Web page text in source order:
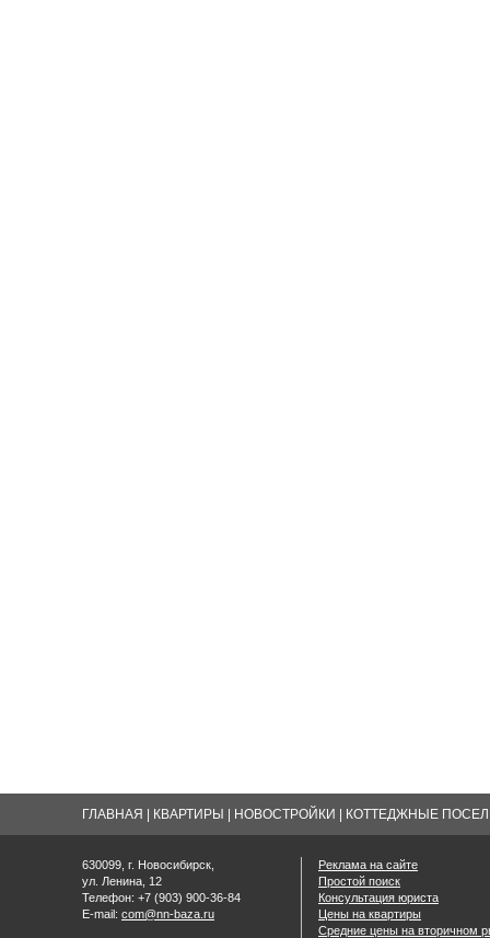
ГЛАВНАЯ КВАРТИРЫ НОВОСТРОЙКИ КОТТЕДЖНЫЕ
630099, г. Новосибирск,
ул. Ленина, 12
Телефон: +7 (903) 900-36-84
E-mail: com@nn-baza.ru
Реклама на сайте
Простой поиск
Консультация юриста
Цены на квартиры
Средние цены на вторичном